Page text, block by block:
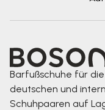
Barfußschuhe für
deutschen und
Schuhpaaren auf